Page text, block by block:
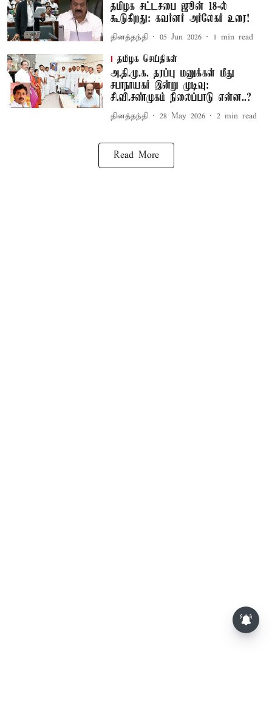
தமிழக சட்டசபை ஜூன் 18-ல்
கூடுகிறது: கவர்னர் அர்லேகர் உரை!
தினத்தந்தி 05 Jun 2026 1 min read
தமிழக செய்திகள்
அ.தி.மு.க. தரப்பு மனுக்கள் மீது
சபாநாயகர் இன்று முடிவு:
சி.வி.சண்முகம் நிலைப்பாடு என்ன..?
தினத்தந்தி 28 May 2026 2 min read
Read More